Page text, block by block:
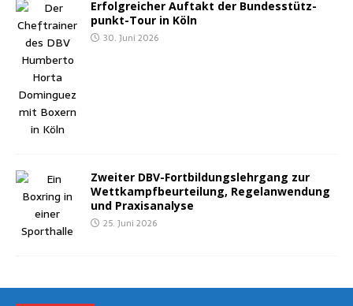
Erfolg­rei­cher Auf­takt der Bun­des­stütz­
punkt-Tour in Köln
30. Juni 2026
Zwei­ter DBV-Fort­bil­dungs­lehr­gang zur
Wett­kampf­be­ur­tei­lung, Regel­an­wen­dung
und Praxisanalyse
25. Juni 2026